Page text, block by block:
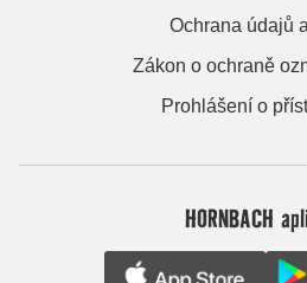
Ochrana údajů
Zákon o ochraně
Prohlášení o
HORNBACH